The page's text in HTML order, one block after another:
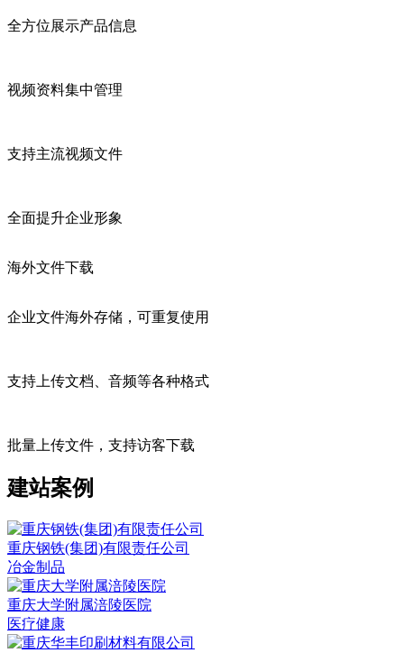
全方位展示产品信息
视频资料集中管理
支持主流视频文件
全面提升企业形象
海外文件下载
企业文件海外存储，可重复使用
支持上传文档、音频等各种格式
批量上传文件，支持访客下载
建站案例
重庆钢铁(集团)有限责任公司
冶金制品
重庆大学附属涪陵医院
医疗健康